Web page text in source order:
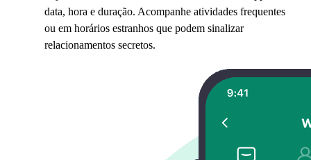
data, hora e duração. Acompanhe atividades frequentes
ou em horários estranhos que podem sinalizar
relacionamentos secretos.